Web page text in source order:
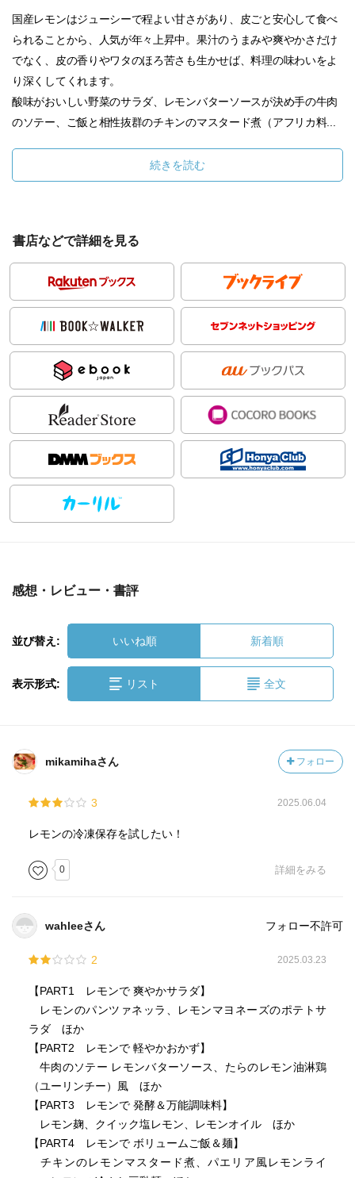
国産レモンはジューシーで程よい甘さがあり、皮ごと安心して食べ
られることから、人気が年々上昇中。果汁のうまみや爽やかさだけ
でなく、皮の香りやワタのほろ苦さも生かせば、料理の味わいをよ
り深くしてくれます。
酸味がおいしい野菜のサラダ、レモンバターソースが決め手の牛肉
のソテー、ご飯と相性抜群のチキンのマスタード煮（アフリカ料...
続きを読む
書店などで詳細を見る
感想・レビュー・書評
並び替え: いいね順 新着順
表示形式: リスト 全文
mikamihaさん フォロー
3 2025.06.04
レモンの冷凍保存を試したい！
0 詳細をみる
wahleeさん フォロー不許可
2 2025.03.23
【PART1 レモンで 爽やかサラダ】
レモンのパンツァネッラ、レモンマヨネーズのポテトサ
ラダ ほか
【PART2 レモンで 軽やかおかず】
牛肉のソテー レモンバターソース、たらのレモン油淋鶏
（ユーリンチー）風 ほか
【PART3 レモンで 発酵＆万能調味料】
レモン麹、クイック塩レモン、レモンオイル ほか
【PART4 レモンで ボリュームご飯＆麺】
チキンのレモンマスタード煮、パエリア風レモンライ